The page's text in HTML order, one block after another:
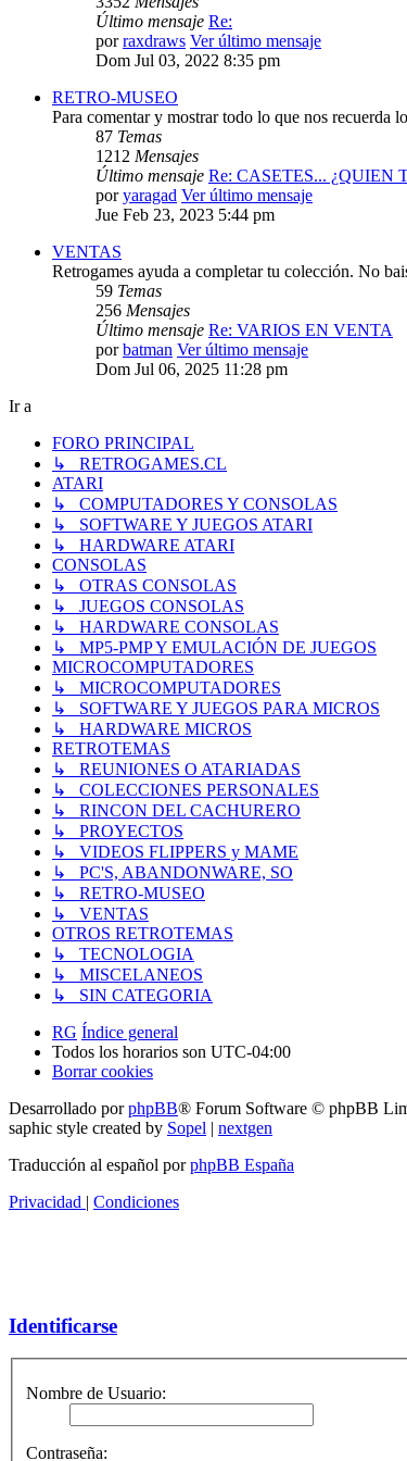
Último mensaje Re:
porraxdraws Ver último mensaje
Dom Jul 03, 2022 8:35 pm
RETRO-MUSEO
Para comentar y mostrar todo lo que nos recuerda
87 Temas
1212 Mensajes
Último mensaje Re: CASETES... ¿QUIEN
poryaragad Ver último mensaje
Jue Feb 23, 2023 5:44 pm
VENTAS
Retrogames ayuda a completar tu colección. No
59 Temas
256 Mensajes
Último mensaje Re: VARIOS EN VENTA
porbatman Ver último mensaje
Dom Jul 06, 2025 11:28 pm
Ir a
FORO PRINCIPAL
↳ RETROGAMES.CL
ATARI
↳ COMPUTADORES Y CONSOLAS
↳ SOFTWARE Y JUEGOS ATARI
↳ HARDWARE ATARI
CONSOLAS
↳ OTRAS CONSOLAS
↳ JUEGOS CONSOLAS
↳ HARDWARE CONSOLAS
↳ MP5-PMP Y EMULACIÓN DE JUEGOS
MICROCOMPUTADORES
↳ MICROCOMPUTADORES
↳ SOFTWARE Y JUEGOS PARA MICROS
↳ HARDWARE MICROS
RETROTEMAS
↳ REUNIONES O ATARIADAS
↳ COLECCIONES PERSONALES
↳ RINCON DEL CACHURERO
↳ PROYECTOS
↳ VIDEOS FLIPPERS y MAME
↳ PC'S, ABANDONWARE, SO
↳ RETRO-MUSEO
↳ VENTAS
OTROS RETROTEMAS
↳ TECNOLOGIA
↳ MISCELANEOS
↳ SIN CATEGORIA
RG Índice general
Todos los horarios son UTC-04:00
Borrar cookies
Desarrollado porphpBB® Forum Software © phpBB
saphic style created by Sopel | nextgen
Traducción al español porphpBB España
Privacidad | Condiciones
Identificarse
Nombre de Usuario:
Contraseña: